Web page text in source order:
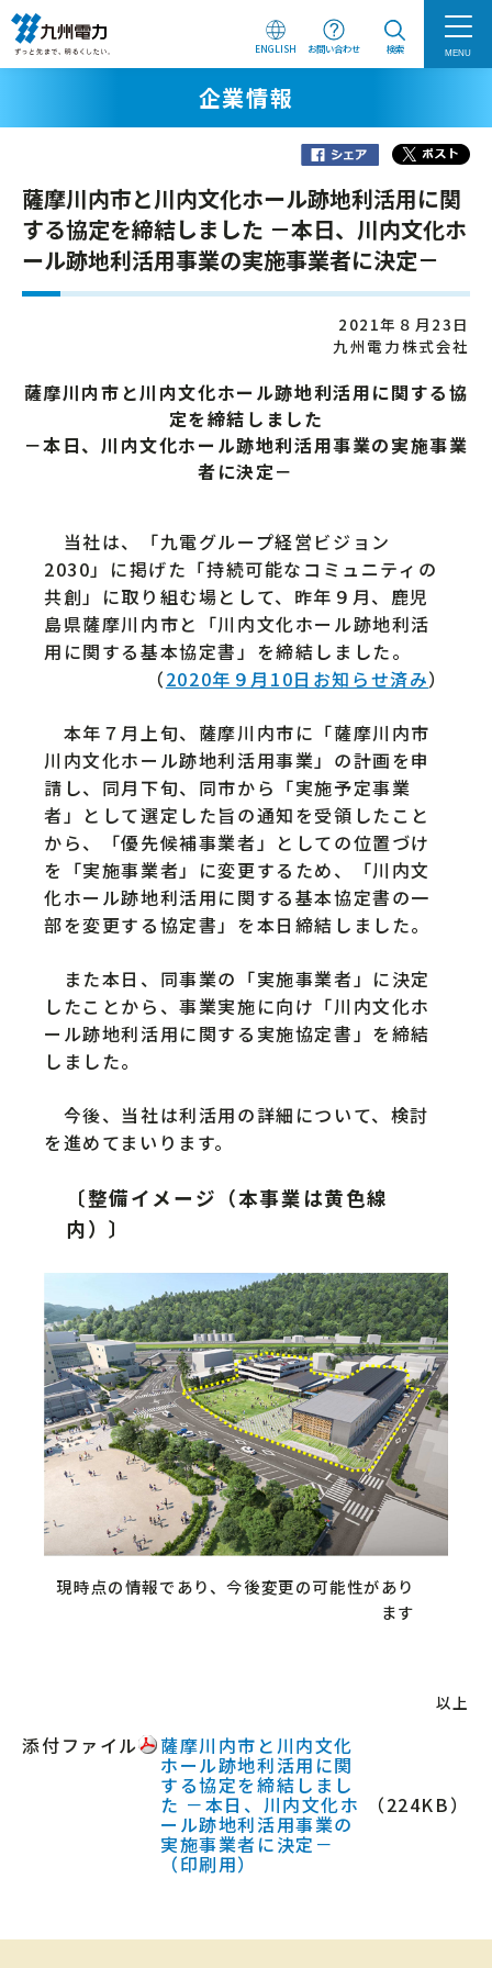
ENGLISH お問い合わせ 検索 MENU
企業情報
薩摩川内市と川内文化ホール跡地利活用に関
する協定を締結しました －本日、川内文化ホ
ール跡地利活用事業の実施事業者に決定－
2021年８月23日
九州電力株式会社
薩摩川内市と川内文化ホール跡地利活用に関する協
定を締結しました
－本日、川内文化ホール跡地利活用事業の実施事業
者に決定－
当社は、「九電グループ経営ビジョン
2030」に掲げた「持続可能なコミュニティの
共創」に取り組む場として、昨年９月、鹿児
島県薩摩川内市と「川内文化ホール跡地利活
用に関する基本協定書」を締結しました。
（2020年９月10日お知らせ済み）
本年７月上旬、薩摩川内市に「薩摩川内市
川内文化ホール跡地利活用事業」の計画を申
請し、同月下旬、同市から「実施予定事業
者」として選定した旨の通知を受領したこと
から、「優先候補事業者」としての位置づけ
を「実施事業者」に変更するため、「川内文
化ホール跡地利活用に関する基本協定書の一
部を変更する協定書」を本日締結しました。
また本日、同事業の「実施事業者」に決定
したことから、事業実施に向け「川内文化ホ
ール跡地利活用に関する実施協定書」を締結
しました。
今後、当社は利活用の詳細について、検討
を進めてまいります。
〔整備イメージ（本事業は黄色線
内）〕
現時点の情報であり、今後変更の可能性があり
ます
以上
添付ファイル 薩摩川内市と川内文化
ホール跡地利活用に関
する協定を締結しまし
た －本日、川内文化ホ
ール跡地利活用事業の
実施事業者に決定－
（印刷用）
（224KB）